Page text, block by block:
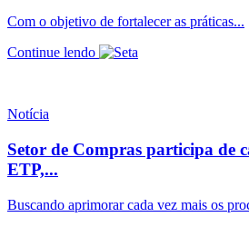
Com o objetivo de fortalecer as práticas...
Continue lendo
Notícia
Setor de Compras participa de
ETP,...
Buscando aprimorar cada vez mais os